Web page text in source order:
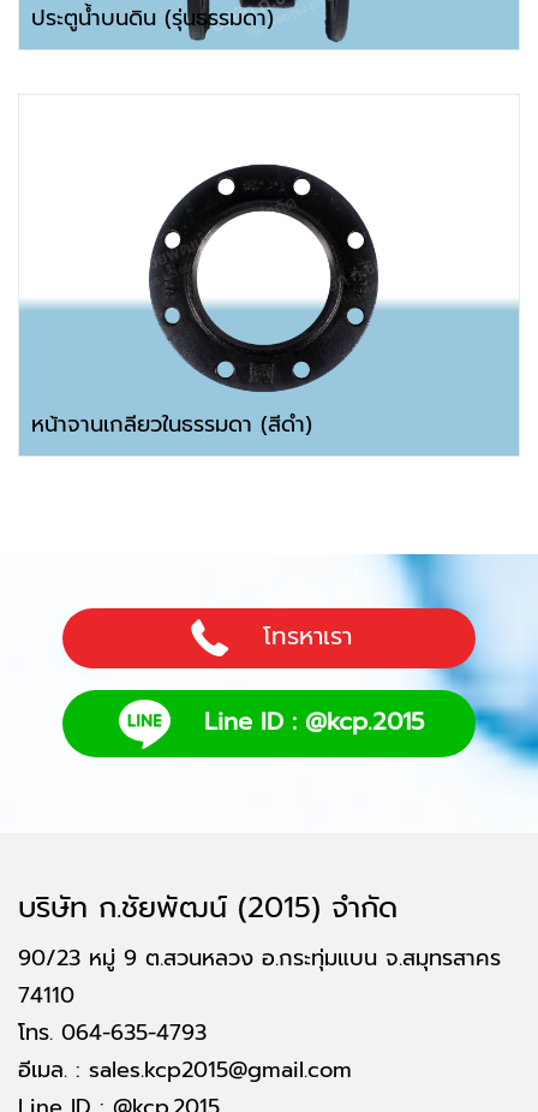
ประตูน้ำบนดิน (รุ่นธรรมดา)
หน้าจานเกลียวในธรรมดา (สีดำ)
โทรหาเรา
Line ID : @kcp.2015
บริษัท ก.ชัยพัฒน์ (2015) จำกัด
90/23 หมู่ 9 ต.สวนหลวง อ.กระทุ่มแบน จ.สมุทรสาคร
74110
โทร. 064-635-4793
อีเมล. : sales.kcp2015@gmail.com